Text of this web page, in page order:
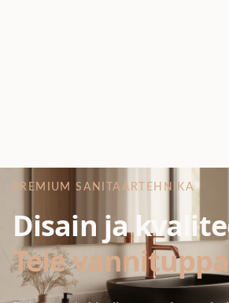
PREMIUM SANITAARTEHNIKA
Disain ja
Teie vannituppa